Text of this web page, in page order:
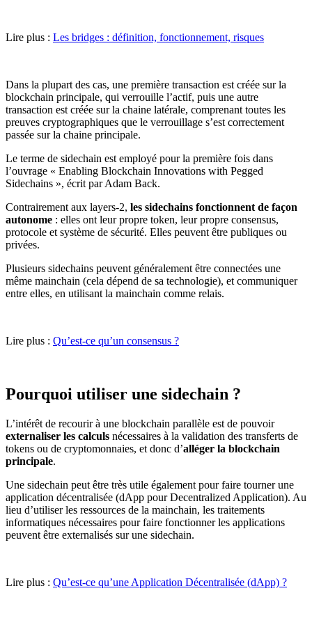
Lire plus : Les bridges : définition, fonctionnement, risques
Dans la plupart des cas, une première transaction est créée sur la
blockchain principale, qui verrouille l’actif, puis une autre
transaction est créée sur la chaine latérale, comprenant toutes les
preuves cryptographiques que le verrouillage s’est correctement
passée sur la chaine principale.
Le terme de sidechain est employé pour la première fois dans
l’ouvrage « Enabling Blockchain Innovations with Pegged
Sidechains », écrit par Adam Back.
Contrairement aux layers-2, les sidechains fonctionnent de façon
autonome : elles ont leur propre token, leur propre consensus,
protocole et système de sécurité. Elles peuvent être publiques ou
privées.
Plusieurs sidechains peuvent généralement être connectées une
même mainchain (cela dépend de sa technologie), et communiquer
entre elles, en utilisant la mainchain comme relais.
Lire plus : Qu’est-ce qu’un consensus ?
Pourquoi utiliser une sidechain ?
L’intérêt de recourir à une blockchain parallèle est de pouvoir
externaliser les calculs nécessaires à la validation des transferts de
tokens ou de cryptomonnaies, et donc d’alléger la blockchain
principale.
Une sidechain peut être très utile également pour faire tourner une
application décentralisée (dApp pour Decentralized Application). Au
lieu d’utiliser les ressources de la mainchain, les traitements
informatiques nécessaires pour faire fonctionner les applications
peuvent être externalisés sur une sidechain.
Lire plus : Qu’est-ce qu’une Application Décentralisée (dApp) ?